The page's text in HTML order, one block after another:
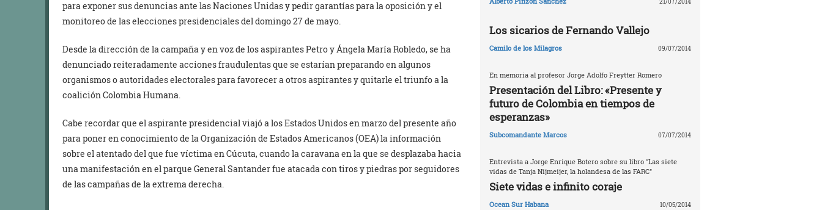
para exponer sus denuncias ante las Naciones Unidas y pedir garantías para la oposición y el
monitoreo de las elecciones presidenciales del domingo 27 de mayo.
Desde la dirección de la campaña y en voz de los aspirantes Petro y Ángela María Robledo, se ha
denunciado reiteradamente acciones fraudulentas que se estarían preparando en algunos
organismos o autoridades electorales para favorecer a otros aspirantes y quitarle el triunfo a la
coalición Colombia Humana.
Cabe recordar que el aspirante presidencial viajó a los Estados Unidos en marzo del presente año
para poner en conocimiento de la Organización de Estados Americanos (OEA) la información
sobre el atentado del que fue víctima en Cúcuta, cuando la caravana en la que se desplazaba hacia
una manifestación en el parque General Santander fue atacada con tiros y piedras por seguidores
de las campañas de la extrema derecha.
21/07/2014
Los sicarios de Fernando Vallejo
Camilo de los Milagros 09/07/2014
En memoria al profesor Jorge Adolfo Freytter Romero
Presentación del Libro: «Presente y
futuro de Colombia en tiempos de
esperanzas»
Subcomandante Marcos 07/07/2014
Entrevista a Jorge Enrique Botero sobre su libro "Las siete
vidas de Tanja Nijmeijer, la holandesa de las FARC"
Siete vidas e infinito coraje
Ocean Sur Habana 10/05/2014